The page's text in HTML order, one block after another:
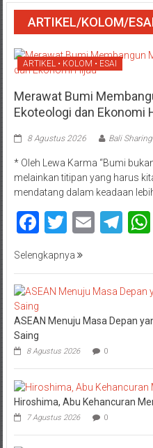
ARTIKEL/KOLOM/
ARTIKEL • KOLOM • ESAI
Merawat Bumi
Ekoteologi dan Ekonomi
8 Agustus 2026 Bali Sharing
* Oleh Lewa Karma “Bumi
melainkan titipan yang harus
mendatang dalam keadaan
Facebook
Twitter
Email
Selengkapnya
ASEAN Menuju Masa Depan
Saing
8 Agustus 2026 0
Hiroshima, Abu Kehancuran
7 Agustus 2026 0